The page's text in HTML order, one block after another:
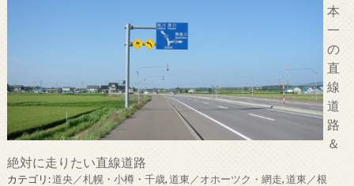
本
一
の
直
線
道
路
＆
絶対に走りたい直線道路
カテゴリ:道央／札幌・小樽・千歳,道東／オホーツク・網走,道東／根